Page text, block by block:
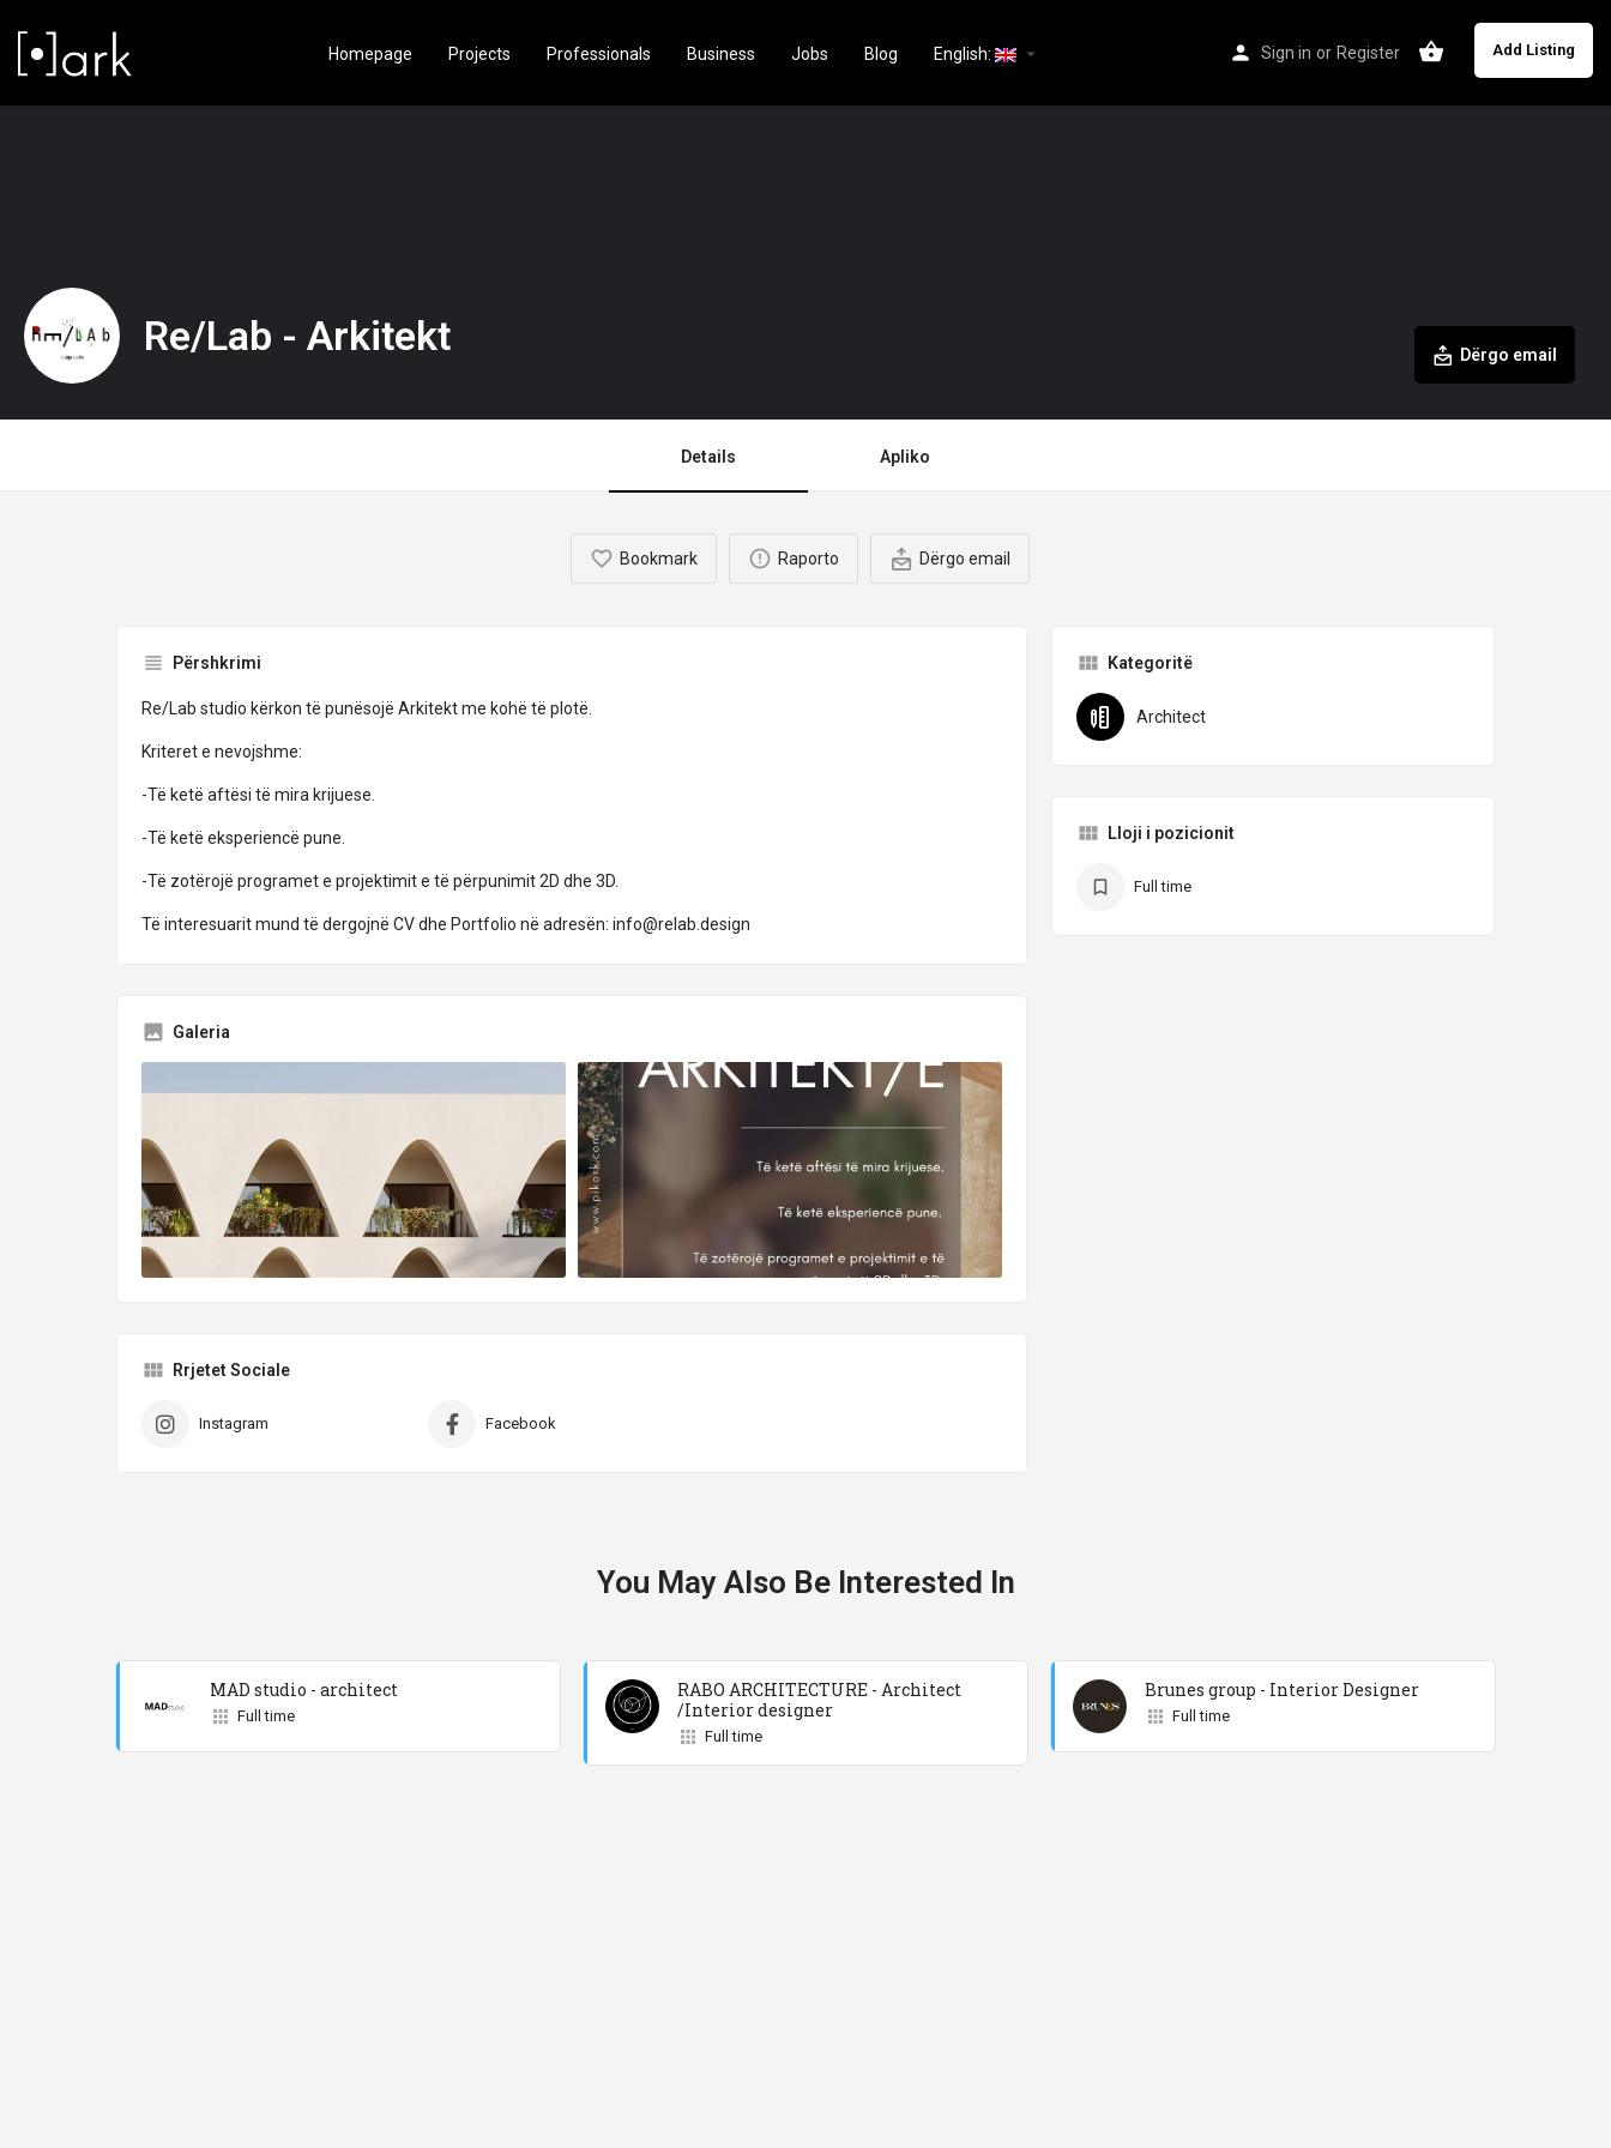
Sign in or Register Add Listing
Homepage Projects Professionals Business Jobs Blog English: arrow_drop_down
Re/Lab - Arkitekt Dërgo email
Details Apliko
Bookmark Raporto Dërgo email
Përshkrimi
Re/Lab studio kërkon të punësojë Arkitekt me kohë të plotë.
Kriteret e nevojshme:
-Të ketë aftësi të mira krijuese.
-Të ketë eksperiencë pune.
-Të zotërojë programet e projektimit e të përpunimit 2D dhe 3D.
Të interesuarit mund të dergojnë CV dhe Portfolio në adresën: info@relab.design
Galeria
Rrjetet Sociale
Instagram Facebook
Kategoritë
Architect
Lloji i pozicionit
Full time
You May Also Be Interested In
MAD studio - architect
Full time
RABO ARCHITECTURE - Architect
/Interior designer
Full time
Brunes group - Interior Designer
Full time